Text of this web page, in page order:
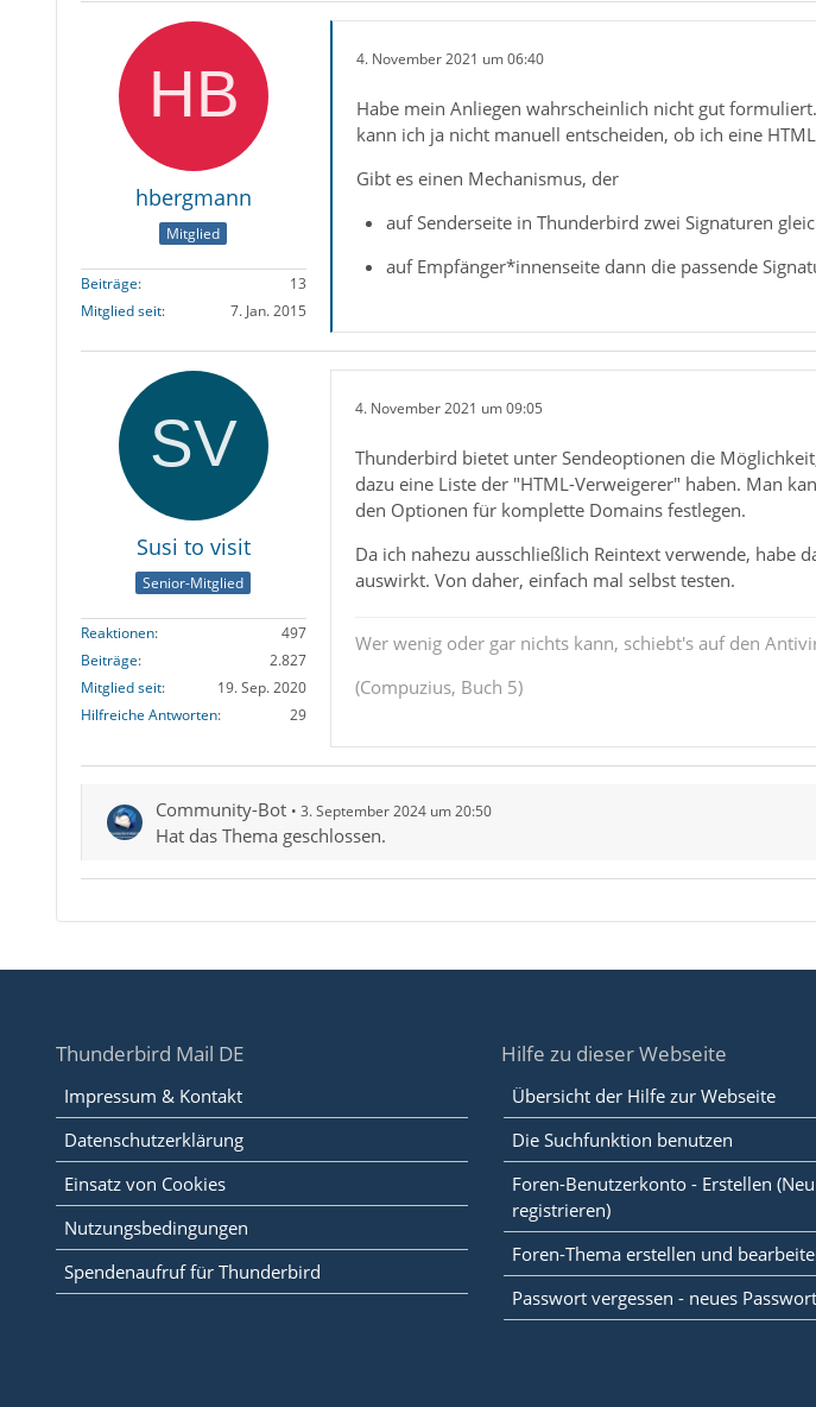
hbergmann
Mitglied
Beiträge
13
Mitglied seit
7. Jan. 2015
4. November 2021 um 06:40
Habe mein Anliegen wahrscheinlich nicht gut
kann ich ja nicht manuell entscheiden, ob ich eine
Gibt es einen Mechanismus, der
auf Senderseite in Thunderbird zwei Signaturen
auf Empfänger*innenseite dann die passende
Susi to visit
Senior-Mitglied
Reaktionen
497
Beiträge
2.827
Mitglied seit
19. Sep. 2020
Hilfreiche Antworten
29
4. November 2021 um 09:05
Thunderbird bietet unter Sendeoptionen die
dazu eine Liste der "HTML-Verweigerer" haben. Man
den Optionen für komplette Domains festlegen.
Da ich nahezu ausschließlich Reintext verwende, habe
auswirkt. Von daher, einfach mal selbst testen.
Wer wenig oder gar nichts kann, schiebt's auf den
(Compuzius, Buch 5)
Community-Bot 3. September 2024 um 20:50
Hat das Thema geschlossen.
Thunderbird Mail DE
Impressum & Kontakt
Datenschutzerklärung
Einsatz von Cookies
Nutzungsbedingungen
Spendenaufruf für Thunderbird
Hilfe zu dieser Webseite
Übersicht der Hilfe zur Webseite
Die Suchfunktion benutzen
Foren-Benutzerkonto - Erstellen (Neu
registrieren)
Foren-Thema erstellen und
Passwort vergessen - neues